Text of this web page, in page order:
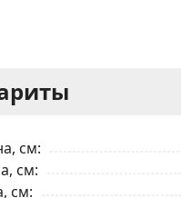
см
см
см